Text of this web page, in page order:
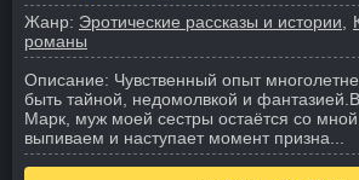
Жанр: Эротические рассказы и истории
романы
Описание: Чувственный опыт
быть тайной, недомолвкой и фантазией.
Марк, муж моей сестры остаётся со
выпиваем и наступает момент призна...